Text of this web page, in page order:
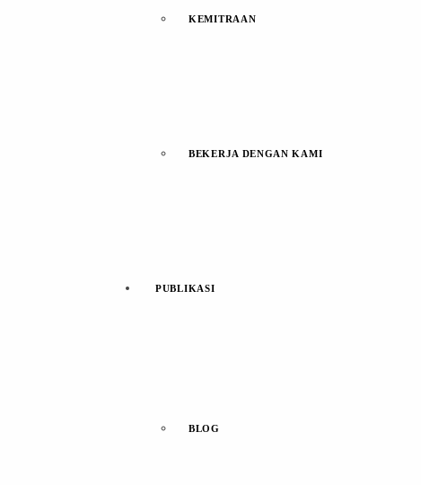
KEMITRAAN
BEKERJA DENGAN KAMI
PUBLIKASI
BLOG